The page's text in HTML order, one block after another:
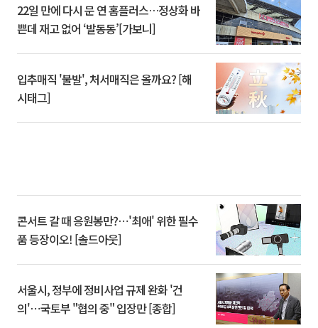
22일 만에 다시 문 연 홈플러스…정상화 바
쁜데 재고 없어 ‘발동동’[가보니]
입추매직 '불발', 처서매직은 올까요? [해
시태그]
콘서트 갈 때 응원봉만?⋯'최애' 위한 필수
품 등장이오! [솔드아웃]
서울시, 정부에 정비사업 규제 완화 '건
의'⋯국토부 "협의 중" 입장만 [종합]